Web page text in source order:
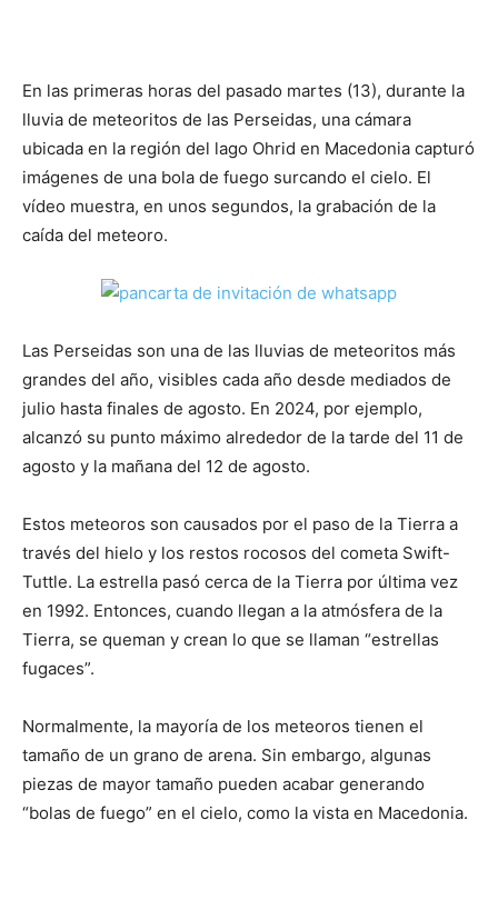
En las primeras horas del pasado martes (13), durante la
lluvia de meteoritos de las Perseidas, una cámara
ubicada en la región del lago Ohrid en Macedonia capturó
imágenes de una bola de fuego surcando el cielo. El
vídeo muestra, en unos segundos, la grabación de la
caída del meteoro.
Las Perseidas son una de las lluvias de meteoritos más
grandes del año, visibles cada año desde mediados de
julio hasta finales de agosto. En 2024, por ejemplo,
alcanzó su punto máximo alrededor de la tarde del 11 de
agosto y la mañana del 12 de agosto.
Estos meteoros son causados ​​por el paso de la Tierra a
través del hielo y los restos rocosos del cometa Swift-
Tuttle. La estrella pasó cerca de la Tierra por última vez
en 1992. Entonces, cuando llegan a la atmósfera de la
Tierra, se queman y crean lo que se llaman “estrellas
fugaces”.
Normalmente, la mayoría de los meteoros tienen el
tamaño de un grano de arena. Sin embargo, algunas
piezas de mayor tamaño pueden acabar generando
“bolas de fuego” en el cielo, como la vista en Macedonia.